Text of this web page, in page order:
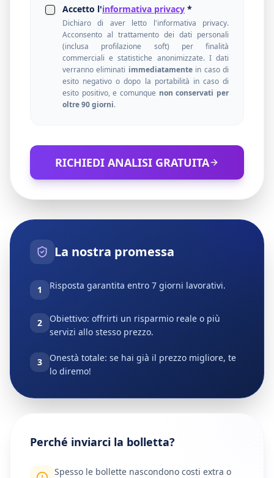
Accetto l'informativa privacy *
Dichiaro di aver letto l'informativa privacy.
Acconsento al trattamento dei dati personali
(inclusa profilazione soft) per finalità
commerciali e statistiche anonimizzate. I dati
verranno eliminati immediatamentein caso di
esito negativo o dopo la portabilità in caso di
esito positivo, e comunque non conservati per
oltre 90 giorni.
RICHIEDI ANALISI GRATUITA
La nostra promessa
1 Risposta garantita entro 7 giorni lavorativi.
2
Obiettivo: offrirti un risparmio reale o più
servizi allo stesso prezzo.
3
Onestà totale: se hai già il prezzo migliore, te
lo diremo!
Perché inviarci la bolletta?
Spesso le bollette nascondono costi extra o